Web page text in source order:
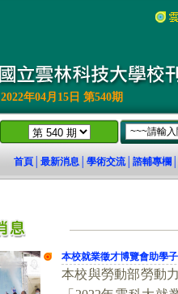
2022年04月15日 第540期
首頁 最新消息 學術交流│ 諮輔專欄